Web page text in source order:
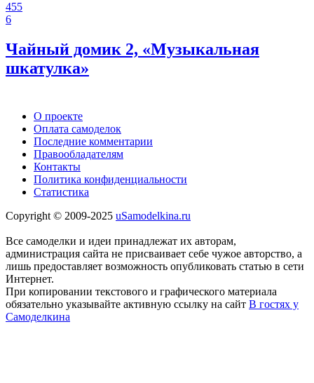
455
6
Чайный домик 2, «Музыкальная
шкатулка»
О проекте
Оплата самоделок
Последние комментарии
Правообладателям
Контакты
Политика конфиденциальности
Статистика
Copyright © 2009-2025 uSamodelkina.ru
Все самоделки и идеи принадлежат их авторам,
администрация сайта не присваивает себе чужое авторство, а
лишь предоставляет возможность опубликовать статью в сети
Интернет.
При копировании текстового и графического материала
обязательно указывайте активную ссылку на сайт В гостях у
Самоделкина